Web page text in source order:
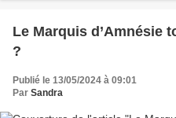
Le Marquis d’Amnésie
?
Publié le 13/05/2024 à 09:01
Par Sandra